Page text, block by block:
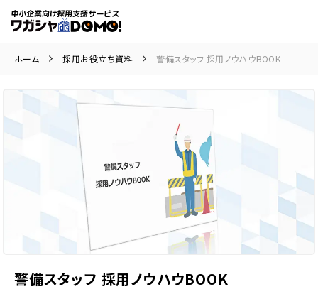
ホーム 採用お役立ち資料 警備スタッフ 採用ノウハウBOOK
警備スタッフ 採用ノウハウBOOK